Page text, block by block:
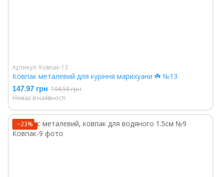
Артикул: Ковпак-13
Ковпак металевий для куріння марихуани ☘️ №13
147.97 грн 194.58 грн
Немає в наявності
−23%